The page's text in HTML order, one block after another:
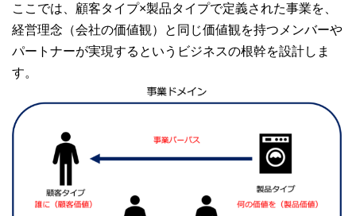
ここでは、顧客タイプ×製品タイプで定義された事業を、
経営理念（会社の価値観）と同じ価値観を持つメンバーや
パートナーが実現するというビジネスの根幹を設計しま
す。